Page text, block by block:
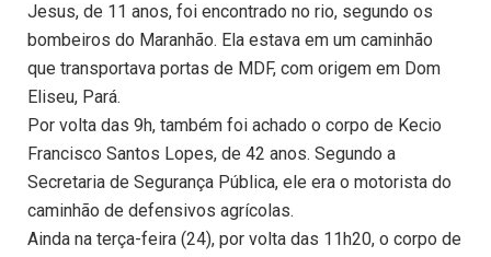
Jesus, de 11 anos, foi encontrado no rio, segundo os
bombeiros do Maranhão. Ela estava em um caminhão
que transportava portas de MDF, com origem em Dom
Eliseu, Pará.
Por volta das 9h, também foi achado o corpo de Kecio
Francisco Santos Lopes, de 42 anos. Segundo a
Secretaria de Segurança Pública, ele era o motorista do
caminhão de defensivos agrícolas.
Ainda na terça-feira (24), por volta das 11h20, o corpo de